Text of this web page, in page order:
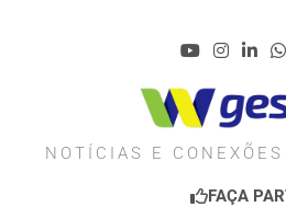
NOTÍCIAS E
FAÇA